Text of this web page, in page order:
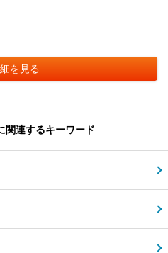
を見る
関連するキーワード